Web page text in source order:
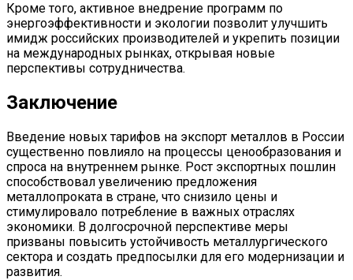
Кроме того, активное внедрение программ по
энергоэффективности и экологии позволит улучшить
имидж российских производителей и укрепить позиции
на международных рынках, открывая новые
перспективы сотрудничества.
Заключение
Введение новых тарифов на экспорт металлов в России
существенно повлияло на процессы ценообразования и
спроса на внутреннем рынке. Рост экспортных пошлин
способствовал увеличению предложения
металлопроката в стране, что снизило цены и
стимулировало потребление в важных отраслях
экономики. В долгосрочной перспективе меры
призваны повысить устойчивость металлургического
сектора и создать предпосылки для его модернизации и
развития.